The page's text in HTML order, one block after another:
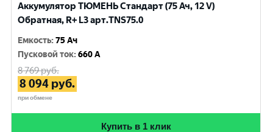
Аккумулятор ТЮМЕНЬ Стандарт (75 Ач, 12 V)
Обратная, R+ L3 арт.TNS75.0
Емкость:75 Ач
Пусковой ток:660 A
8 769руб.
8 094 руб.
при обмене
Купить в 1 клик